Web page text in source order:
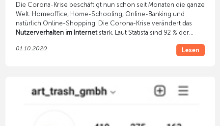
Die Corona-Krise beschäftigt nun schon seit Monaten die ganze
Welt. Homeoffice, Home-Schooling, Online-Banking und
natürlich Online-Shopping. Die Corona-Krise verändert das
Nutzerverhalten im Internetstark. Laut Statista sind 92 % der
während der Corona-Krise.
01.10.2020 Lesen